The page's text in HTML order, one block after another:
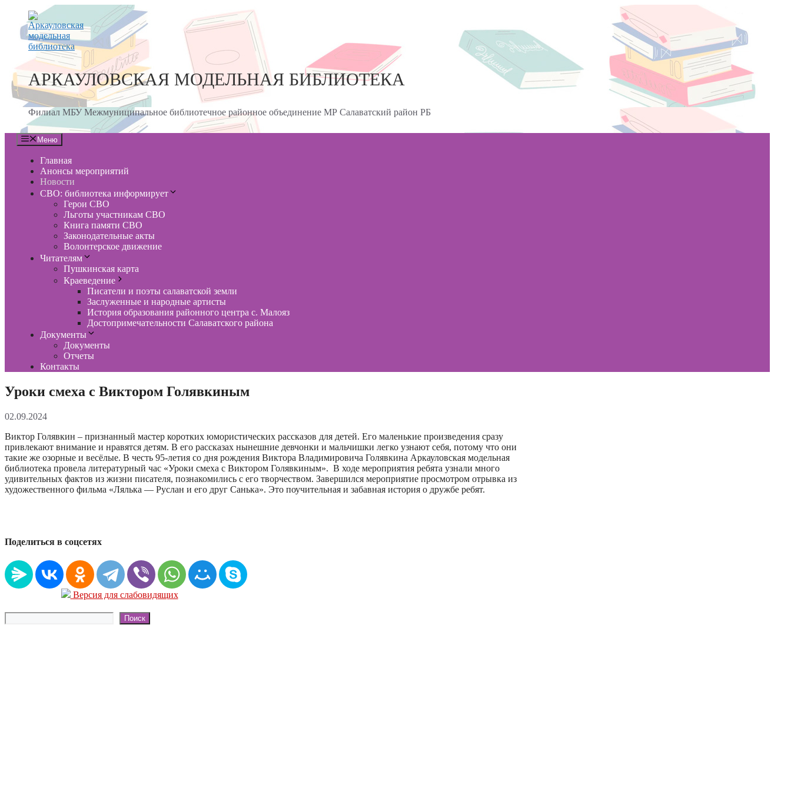
Перейти
содержимому
АРКАУЛОВСКАЯ МОДЕЛЬНАЯ БИБЛИОТЕКА
Филиал МБУ Межмуниципальное библиотечное районное объединение МР Салаватский район РБ
Меню
Главная
Анонсы мероприятий
Новости
СВО: библиотека информирует
Герои СВО
Льготы участникам СВО
Книга памяти СВО
Законодательные акты
Волонтерское движение
Читателям
Пушкинская карта
Краеведение
Писатели и поэты салаватской земли
Заслуженные и народные артисты
История образования районного центра с. Малояз
Достопримечательности Салаватского района
Документы
Документы
Отчеты
Контакты
Уроки смеха с Виктором Голявкиным
02.09.2024
Виктор Голявкин – признанный мастер коротких юмористических рассказов для детей. Его маленькие произведения сразу
привлекают внимание и нравятся детям. В его рассказах нынешние девчонки и мальчишки легко узнают себя, потому что они
такие же озорные и весёлые. В честь 95-летия со дня рождения Виктора Владимировича Голявкина Аркауловская модельная
библиотека провела литературный час «Уроки смеха с Виктором Голявкиным». В ходе мероприятия ребята узнали много
удивительных фактов из жизни писателя, познакомились с его творчеством. Завершился мероприятие просмотром отрывка из
художественного фильма «Лялька — Руслан и его друг Санька». Это поучительная и забавная история о дружбе ребят.
Поделиться в соцсетях
Версия для слабовидящих
Поиск Поиск